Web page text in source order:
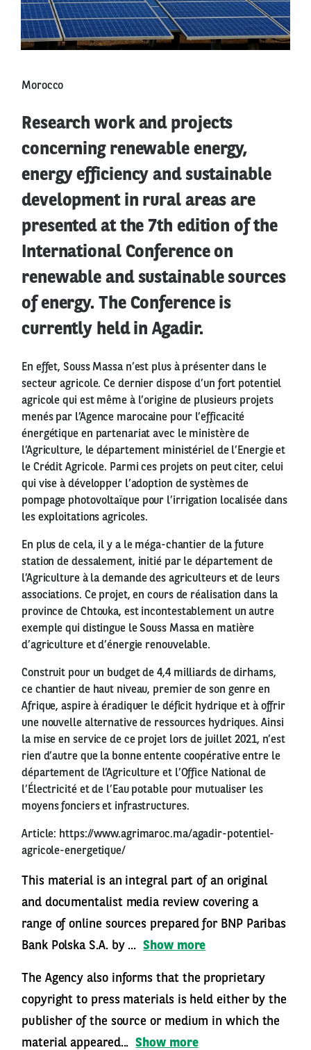
Morocco
Research work and projects
concerning renewable energy,
energy efficiency and sustainable
development in rural areas are
presented at the 7th edition of the
International Conference on
renewable and sustainable sources
of energy. The Conference is
currently held in Agadir.
En effet, Souss Massa n’est plus à présenter dans le
secteur agricole. Ce dernier dispose d’un fort potentiel
agricole qui est même à l’origine de plusieurs projets
menés par l’Agence marocaine pour l’efficacité
énergétique en partenariat avec le ministère de
l’Agriculture, le département ministériel de l’Energie et
le Crédit Agricole. Parmi ces projets on peut citer, celui
qui vise à développer l’adoption de systèmes de
pompage photovoltaïque pour l’irrigation localisée dans
les exploitations agricoles.
En plus de cela, il y a le méga-chantier de la future
station de dessalement, initié par le département de
l’Agriculture à la demande des agriculteurs et de leurs
associations. Ce projet, en cours de réalisation dans la
province de Chtouka, est incontestablement un autre
exemple qui distingue le Souss Massa en matière
d’agriculture et d’énergie renouvelable.
Construit pour un budget de 4,4 milliards de dirhams,
ce chantier de haut niveau, premier de son genre en
Afrique, aspire à éradiquer le déficit hydrique et à offrir
une nouvelle alternative de ressources hydriques. Ainsi
la mise en service de ce projet lors de juillet 2021, n’est
rien d’autre que la bonne entente coopérative entre le
département de l’Agriculture et l’Office National de
l’Électricité et de l’Eau potable pour mutualiser les
moyens fonciers et infrastructures.
Article: https://www.agrimaroc.ma/agadir-potentiel-
agricole-energetique/
This material is an integral part of an original
and documentalist media review covering a
range of online sources prepared for BNP Paribas
Bank Polska S.A. by ... Show more
The Agency also informs that the proprietary
copyright to press materials is held either by the
publisher of the source or medium in which the
material appeared... Show more